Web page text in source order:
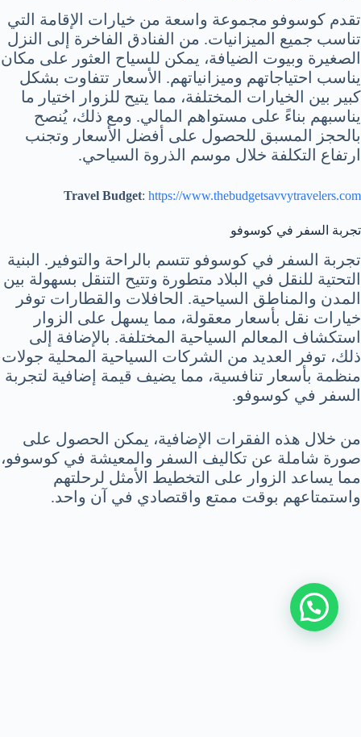
تقدم كوسوفو مجموعة واسعة من خيارات الإقامة التي
تناسب جميع الميزانيات. من الفنادق الفاخرة إلى النزل
الصغيرة وبيوت الضيافة، يمكن للسياح العثور على مكان
يناسب احتياجاتهم وميزانياتهم. الأسعار تتفاوت بشكل
كبير بين الخيارات المختلفة، مما يتيح للزوار اختيار ما
يناسبهم بناءً على مستواهم المالي. ومع ذلك، يُنصح
بالحجز المسبق للحصول على أفضل الأسعار وتجنب
ارتفاع التكلفة خلال موسم الذروة السياحي.
Travel Budget: https://www.thebudgetsavvytravelers.com
تجربة السفر في كوسوفو
تجربة السفر في كوسوفو تتسم بالراحة والتوفير. البنية
التحتية للنقل في البلاد متطورة وتتيح التنقل بسهولة بين
المدن والمناطق السياحية. الحافلات والقطارات توفر
خيارات نقل بأسعار معقولة، مما يسهل على الزوار
استكشاف المعالم السياحية المختلفة. بالإضافة إلى
ذلك، توفر العديد من الشركات السياحية المحلية جولات
منظمة بأسعار تنافسية، مما يضيف قيمة إضافية لتجربة
السفر في كوسوفو.
من خلال هذه الفقرات الإضافية، يمكن الحصول على
صورة شاملة عن تكاليف السفر والمعيشة في كوسوفو،
مما يساعد الزوار على التخطيط الأمثل لرحلتهم
واستمتاعهم بوقت ممتع واقتصادي في آن واحد.